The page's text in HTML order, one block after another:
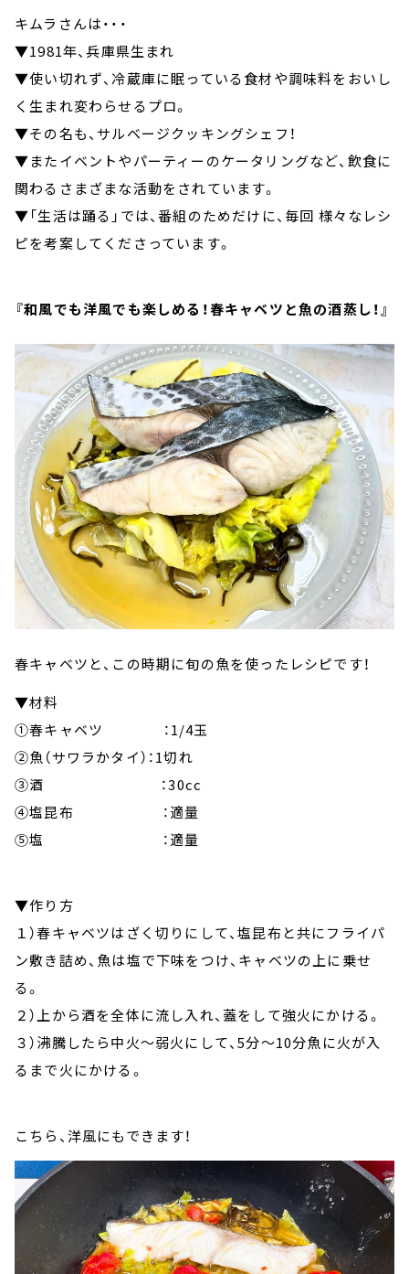
キムラさんは・・・
▼1981年、兵庫県生まれ
▼使い切れず、冷蔵庫に眠っている食材や調味料をおいし
く生まれ変わらせるプロ。
▼その名も、サルベージクッキングシェフ！
▼またイベントやパーティーのケータリングなど、飲食に
関わるさまざまな活動をされています。
▼「生活は踊る」では、番組のためだけに、毎回 様々なレシ
ピを考案してくださっています。
『和風でも洋風でも楽しめる！春キャベツと魚の酒蒸し！』
春キャベツと、この時期に旬の魚を使ったレシピです！
▼材料
①春キャベツ ：1/4玉
②魚（サワラかタイ）：1切れ
③酒 ：30cc
④塩昆布 ：適量
⑤塩 ：適量
▼作り方
１）春キャベツはざく切りにして、塩昆布と共にフライパ
ン敷き詰め、魚は塩で下味をつけ、キャベツの上に乗せ
る。
２）上から酒を全体に流し入れ、蓋をして強火にかける。
３）沸騰したら中火～弱火にして、5分～10分魚に火が入
るまで火にかける。
こちら、洋風にもできます！